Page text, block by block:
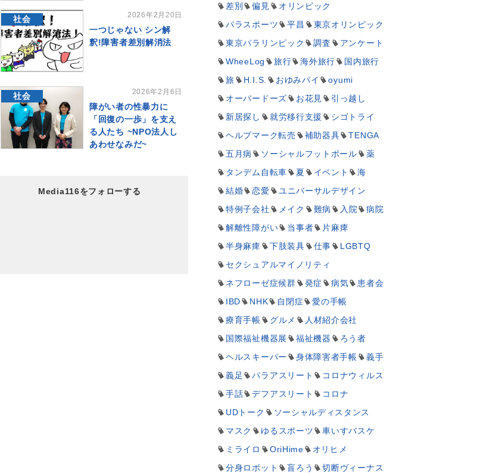
社会 2026年2月20日
一つじゃない シン解
釈!障害者差別解消法
社会 2026年2月6日
障がい者の性暴力に
「回復の一歩」を支え
る人たち ~NPO法人し
あわせなみだ~
Media116をフォローする
差別
偏見
オリンピック
パラスポーツ
平昌
東京オリンピック
東京パラリンピック
調査
アンケート
WheeLog
旅行 海外旅行
国内旅行
旅
H.I.S. おゆみパイ
oyumi
オーバードーズ
お花見
引っ越し
新居探し
就労移行支援
シゴトライ
ヘルプマーク転売
補助器具
TENGA
五月病
ソーシャルフットボール
薬
タンデム自転車
夏 イベント
海
結婚
恋愛
ユニバーサルデザイン
特例子会社
メイク 難病 入院
病院
解離性障がい
当事者
片麻痺
半身麻痺
下肢装具 仕事
LGBTQ
セクシュアルマイノリティ
ネフローゼ症候群
発症 病気
患者会
IBD
NHK 自閉症
愛の手帳
療育手帳
グルメ
人材紹介会社
国際福祉機器展
福祉機器
ろう者
ヘルスキーパー
身体障害者手帳
義手
義足
パラアスリート
コロナウィルス
手話
デフアスリート
コロナ
UDトーク
ソーシャルディスタンス
マスク
ゆるスポーツ
車いすバスケ
ミライロ
OriHime
オリヒメ
分身ロボット
盲ろう
切断ヴィーナス